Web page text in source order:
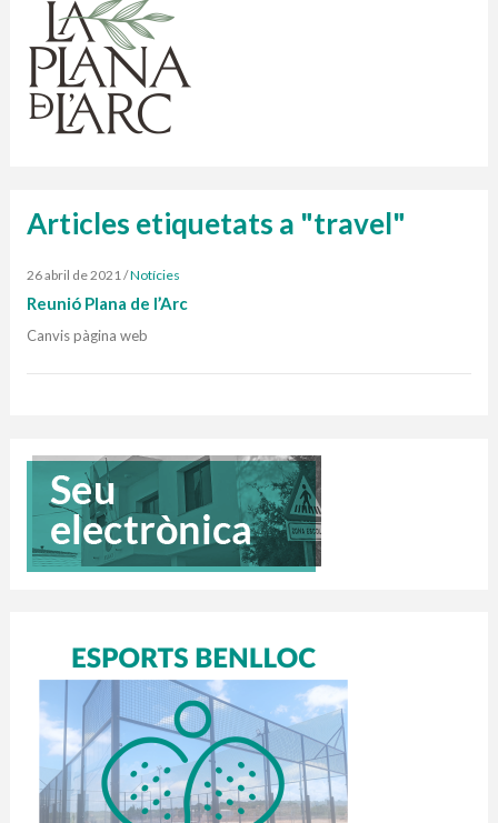
1 contenidors intel·ligents
Finançat per la Unió Europea – NextGenerationEU
Articles etiquetats a "travel"
26 abril de 2021/Notícies
Reunió Plana de l’Arc
Canvis pàgina web